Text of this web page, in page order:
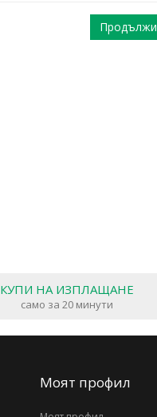
Продължи
КУПИ НА ИЗПЛАЩАНЕ
само за 20 минути
Моят профил